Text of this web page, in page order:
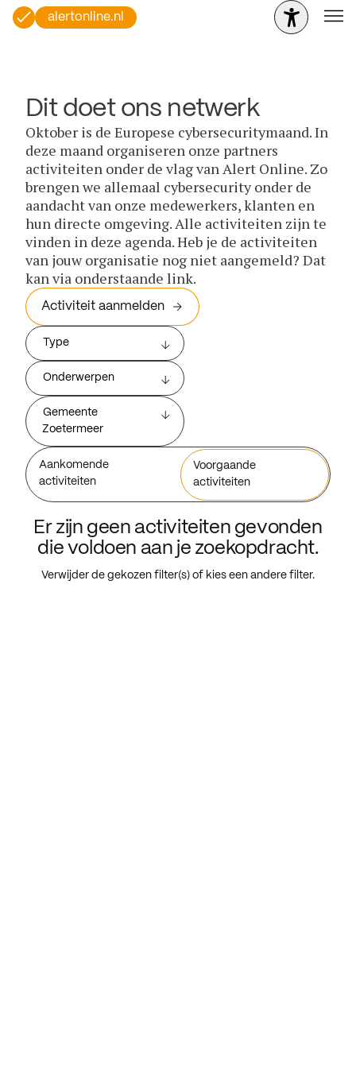
alertonline.nl
Dit doet ons netwerk
Oktober is de Europese cybersecuritymaand. In
deze maand organiseren onze partners
activiteiten onder de vlag van Alert Online. Zo
brengen we allemaal cybersecurity onder de
aandacht van onze medewerkers, klanten en
hun directe omgeving. Alle activiteiten zijn te
vinden in deze agenda. Heb je de activiteiten
van jouw organisatie nog niet aangemeld? Dat
kan via onderstaande link.
Activiteit aanmelden
Type
Onderwerpen
Gemeente
Zoetermeer
Aankomende
activiteiten
Voorgaande
activiteiten
Er zijn geen activiteiten gevonden
die voldoen aan je zoekopdracht.
Verwijder de gekozen filter(s) of kies een andere filter.